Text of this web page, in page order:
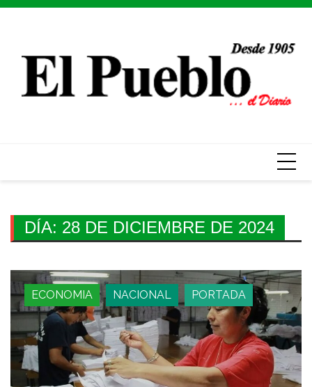
Skip
DÍA: 28 DE DICIEMBRE DE 2024
ECONOMIA NACIONAL PORTADA